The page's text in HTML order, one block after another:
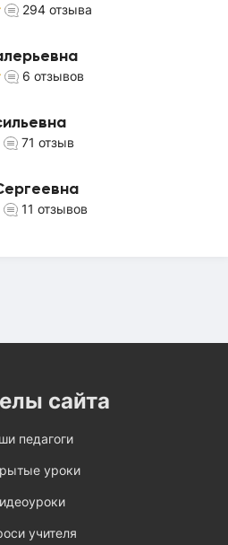
294 отзыва
6 отзывов
71 отзыв
11 отзывов
сайта
педагоги
уроки
учителя